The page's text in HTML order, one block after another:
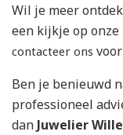
Wil je meer
een kijkje op onze
contacteer ons
Ben je benieuwd
professioneel
dan Juwelier